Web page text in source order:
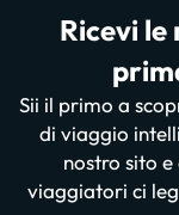
Ricevi
Sii il primo a
di viaggio
nostro sito
viaggiatori ci